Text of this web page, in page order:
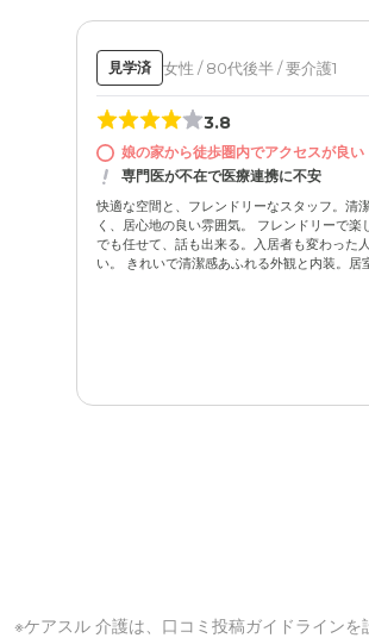
見学済 女性 / 80代後半 / 要介護1
3.8
娘の家から徒歩圏内でアクセスが良い
専門医が不在で医療連携に不安
快適な空間と、フレンドリーなスタッフ。清
く、居心地の良い雰囲気。 フレンドリーで楽
でも任せて、話も出来る。入居者も変わった
い。 きれいで清潔感あふれる外観と内装。居
※ケアスル 介護は、 口コミ投稿ガイドラインを